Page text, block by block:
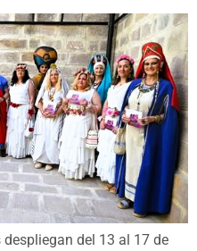
del 13 al 17 de